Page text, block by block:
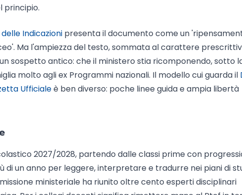
principio.
Indicazioni presenta il documento come un
Ma l'ampiezza del testo, sommata al carattere
sospetto antico: che il ministero stia ricomponendo, sotto
molto agli ex Programmi nazionali. Il modello cui guarda il
Ufficialeè ben diverso: poche linee guida e ampia libertà
2027/2028, partendo dalle classi prime con
di un anno per leggere, interpretare e tradurre nei piani di
ministeriale ha riunito oltre cento esperti disciplinari